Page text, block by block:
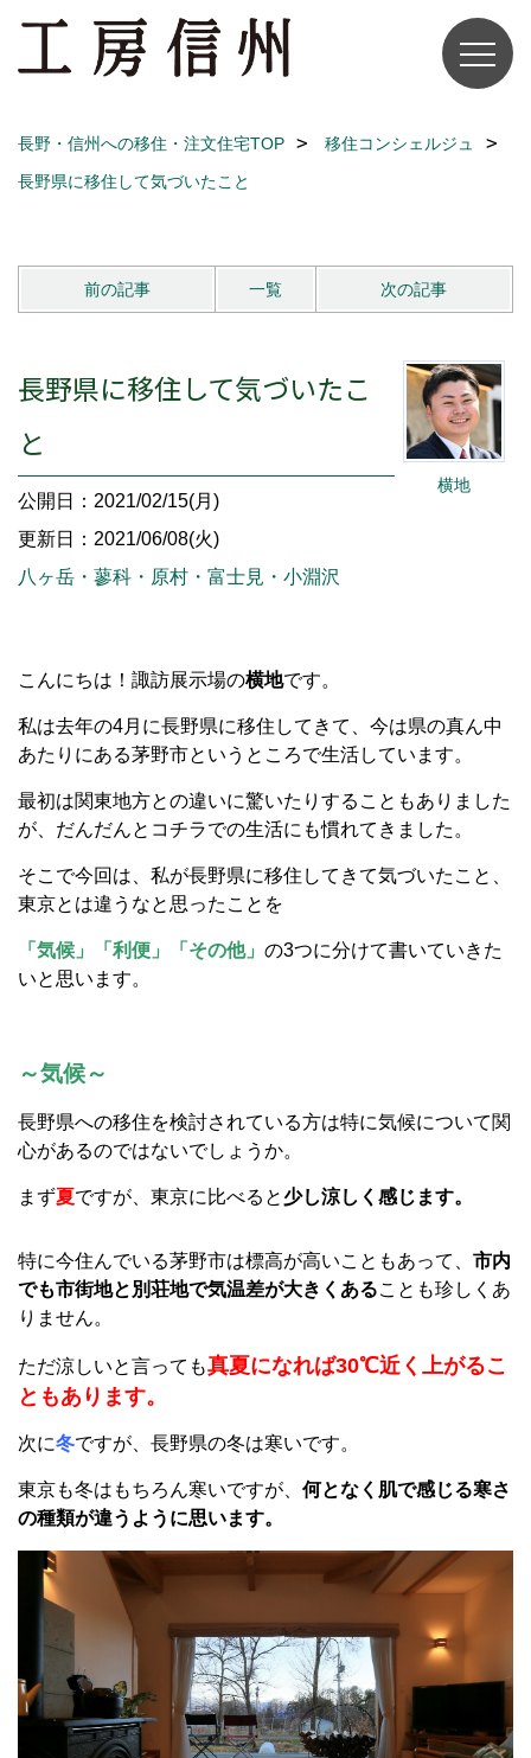
長野・信州への移住・注文住宅TOP
移住コンシェルジュ
長野県に移住して気づいたこと
前の記事 一覧 次の記事
横地
長野県に移住して気づいたこ
と
公開日：2021/02/15(月)
更新日：2021/06/08(火)
八ヶ岳・蓼科・原村・富士見・小淵沢
こんにちは！諏訪展示場の横地です。
私は去年の4月に長野県に移住してきて、今は県の真ん中
あたりにある茅野市というところで生活しています。
最初は関東地方との違いに驚いたりすることもありました
が、だんだんとコチラでの生活にも慣れてきました。
そこで今回は、私が長野県に移住してきて気づいたこと、
東京とは違うなと思ったことを
「気候」「利便」「その他」 の3つに分けて書いていきた
いと思います。
～気候～
長野県への移住を検討されている方は特に気候について関
心があるのではないでしょうか。
まず夏ですが、東京に比べると少し涼しく感じます。
特に今住んでいる茅野市は標高が高いこともあって、 市内
でも市街地と別荘地で気温差が大きくあることも珍しくあ
りません。
ただ涼しいと言っても真夏になれば30℃近く上がるこ
ともあります。
次に冬ですが、長野県の冬は寒いです。
東京も冬はもちろん寒いですが、 何となく肌で感じる寒さ
の種類が違うように思います。